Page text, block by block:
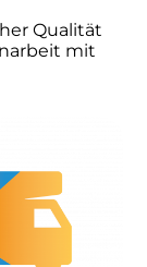
Qualität
mit